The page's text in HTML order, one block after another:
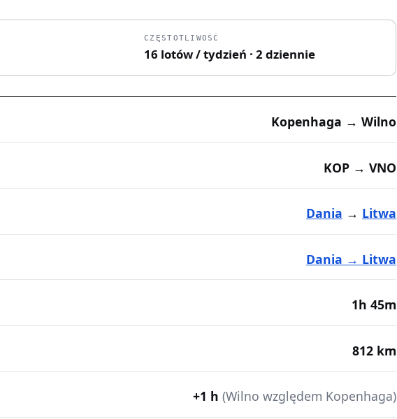
CZĘSTOTLIWOŚĆ
16 lotów / tydzień · 2 dziennie
Kopenhaga → Wilno
KOP → VNO
Dania → Litwa
Dania → Litwa
1h 45m
812 km
+1 h (Wilno względem Kopenhaga)